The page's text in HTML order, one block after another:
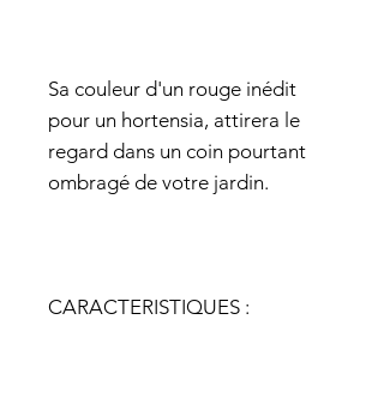
Sa couleur d'un rouge inédit
pour un hortensia, attirera le
regard dans un coin pourtant
ombragé de votre jardin.
CARACTERISTIQUES :